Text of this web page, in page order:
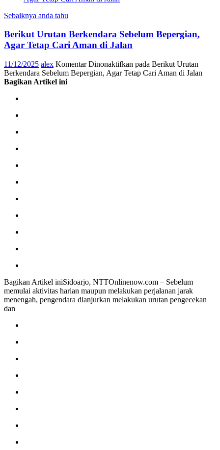
Sebaiknya anda tahu
Berikut Urutan Berkendara Sebelum Bepergian,
Agar Tetap Cari Aman di Jalan
11/12/2025 alex Komentar Dinonaktifkan pada Berikut Urutan
Berkendara Sebelum Bepergian, Agar Tetap Cari Aman di Jalan
Bagikan Artikel ini
Bagikan Artikel iniSidoarjo, NTTOnlinenow.com – Sebelum
memulai aktivitas harian maupun melakukan perjalanan jarak
menengah, pengendara dianjurkan melakukan urutan pengecekan
dan